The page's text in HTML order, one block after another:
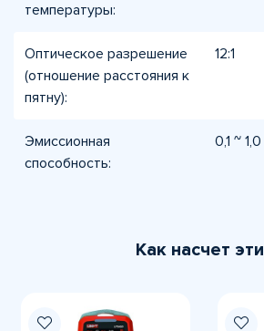
температуры:
Оптическое разрешение
(отношение расстояния к
пятну):
12:1
Эмиссионная
способность:
0,1 ~
Как насчет